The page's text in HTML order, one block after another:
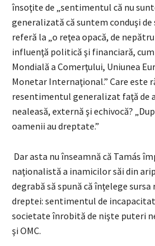
însoţite de „sentimentul că nu
generalizată că suntem conduşi de
referă la „o reţea opacă, de
influenţă politică şi financiară,
Mondială a Comerţului, Uniunea
Monetar Internaţional.” Care este
resentimentul generalizat faţă de
nealeasă, externă şi echivocă?
oamenii au dreptate.”
Dar asta nu înseamnă că Tamás
naţionalistă a inamicilor săi din
degrabă să spună că înţelege
dreptei: sentimentul de
societate înrobită de nişte puteri
şi OMC.